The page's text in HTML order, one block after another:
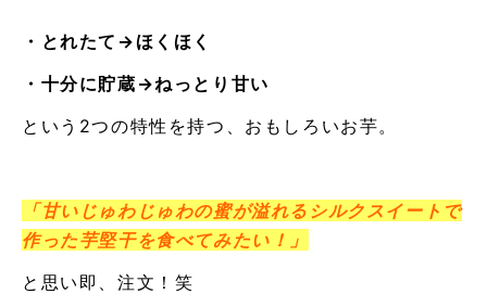
・とれたて → ほくほく
・十分に貯蔵 →ねっとり甘い
という 2つの特性を持つ、おもしろいお芋。
「甘いじゅわじゅわの蜜が溢れるシルクスイートで
作った芋堅干を食べてみたい！」
と思い即、注文！笑